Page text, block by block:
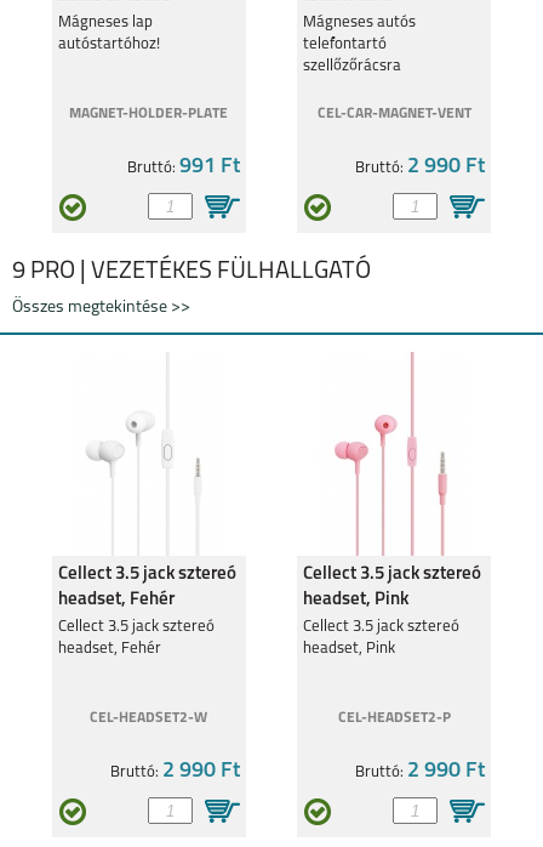
Mágneses lap
autóstartóhoz!
MAGNET-HOLDER-PLATE
Bruttó: 991 Ft
szellőzőrácsra
Mágneses autós
telefontartó
szellőzőrácsra
CEL-CAR-MAGNET-VENT
Bruttó: 2 990 Ft
9 PRO | VEZETÉKES FÜLHALLGATÓ
Összes megtekintése >>
Cellect 3.5 jack sztereó
headset, Fehér
Cellect 3.5 jack sztereó
headset, Fehér
CEL-HEADSET2-W
Bruttó: 2 990 Ft
Cellect 3.5 jack sztereó
headset, Pink
Cellect 3.5 jack sztereó
headset, Pink
CEL-HEADSET2-P
Bruttó: 2 990 Ft